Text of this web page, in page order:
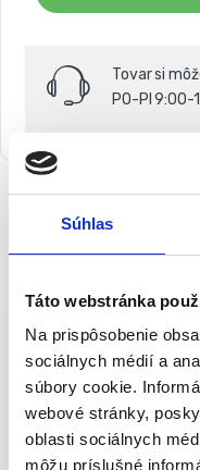
Súhlas
Táto webstránka
Na prispôsobenie
sociálnych médií a
súbory cookie.
webové stránky,
oblasti sociálnych
môžu príslušné
Tovar si
PO-PI
Zemný vrták
58G084
Odolný vrták
miešadlom
Vrták sa používa